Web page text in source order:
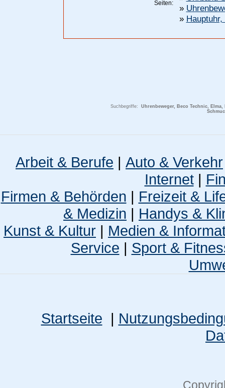
Seiten:
»
»
Suchbegriffe: Uhrenbeweger, Beco Technic,
Arbeit & Berufe | Auto & Verkehr
Internet|
Firmen & Behörden | Freizeit &
& Medizin | Handys &
Kunst & Kultur | Medien &
Service | Sport &
Startseite |